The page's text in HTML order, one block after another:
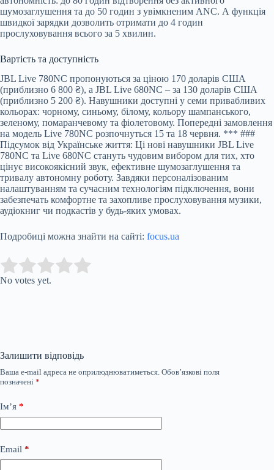
шумозаглушення та до 50 годин з увімкненим ANC. А функція
швидкої зарядки дозволить отримати до 4 годин
прослуховування всього за 5 хвилин.
Вартість та доступність
JBL Live 780NC пропонуються за ціною 170 доларів США
(приблизно 6 800 ₴), а JBL Live 680NC – за 130 доларів США
(приблизно 5 200 ₴). Навушники доступні у семи привабливих
кольорах: чорному, синьому, білому, кольору шампанського,
зеленому, помаранчевому та фіолетовому. Попередні замовлення
на модель Live 780NC розпочнуться 15 та 18 червня. *** ###
Підсумок від Українське життя: Ці нові навушники JBL Live
780NC та Live 680NC стануть чудовим вибором для тих, хто
цінує високоякісний звук, ефективне шумозаглушення та
тривалу автономну роботу. Завдяки персоналізованим
налаштуванням та сучасним технологіям підключення, вони
забезпечать комфортне та захопливе прослуховування музики,
аудіокниг чи подкастів у будь-яких умовах.
Подробиці можна знайти на сайті: focus.ua
Rate this item:
No votes yet.
Залишити відповідь
Ваша e-mail адреса не оприлюднюватиметься. Обов’язкові поля
позначені *
Ім’я *
Email *